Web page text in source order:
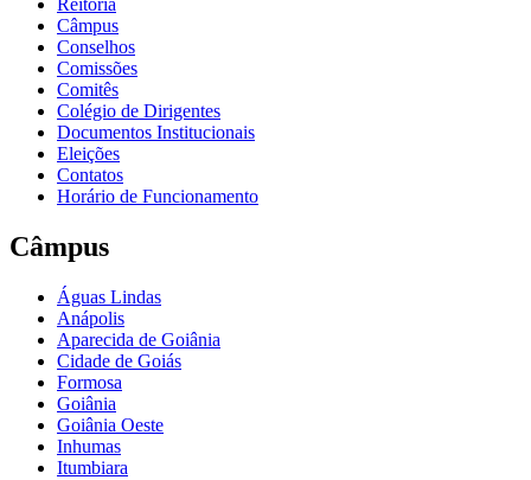
Reitoria
Câmpus
Conselhos
Comissões
Comitês
Colégio de Dirigentes
Documentos Institucionais
Eleições
Contatos
Horário de Funcionamento
Câmpus
Águas Lindas
Anápolis
Aparecida de Goiânia
Cidade de Goiás
Formosa
Goiânia
Goiânia Oeste
Inhumas
Itumbiara